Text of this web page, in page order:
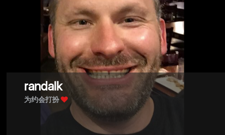
randalk
为约会打扮